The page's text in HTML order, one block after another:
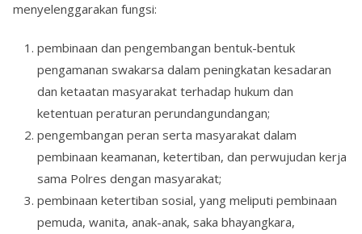
menyelenggarakan fungsi:
pembinaan dan pengembangan bentuk-bentuk
pengamanan swakarsa dalam peningkatan kesadaran
dan ketaatan masyarakat terhadap hukum dan
ketentuan peraturan perundangundangan;
pengembangan peran serta masyarakat dalam
pembinaan keamanan, ketertiban, dan perwujudan kerja
sama Polres dengan masyarakat;
pembinaan ketertiban sosial, yang meliputi pembinaan
pemuda, wanita, anak-anak, saka bhayangkara,